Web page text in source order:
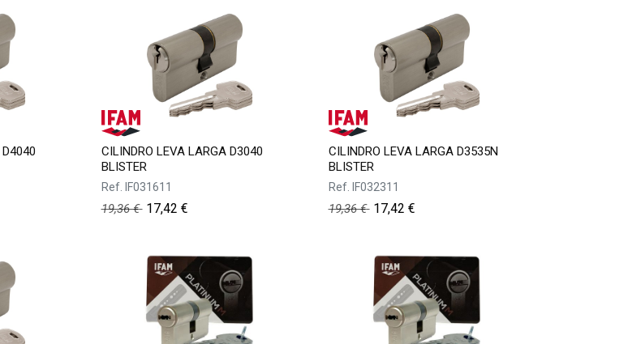
CILINDRO LEVA LARGA D3040
BLISTER
Ref. IF031611
19,36€ 17,42 €
CILINDRO LEVA LARGA D3535N
BLISTER
Ref. IF032311
19,36€ 17,42 €